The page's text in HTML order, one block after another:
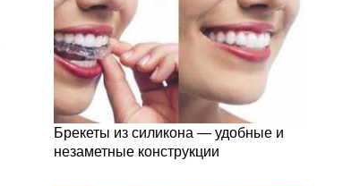
Брекеты из силикона — удобные и
незаметные конструкции